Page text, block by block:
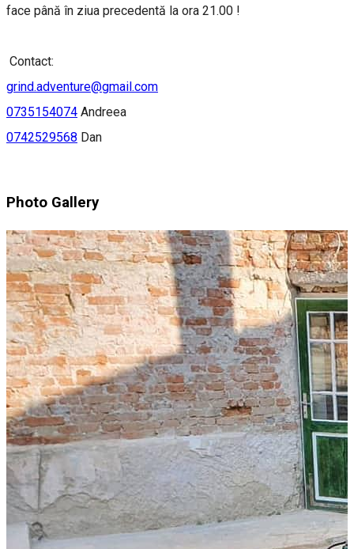
face până în ziua precedentă la ora 21.00 !
Contact:
grind.adventure@gmail.com
0735154074 Andreea
0742529568 Dan
Photo Gallery